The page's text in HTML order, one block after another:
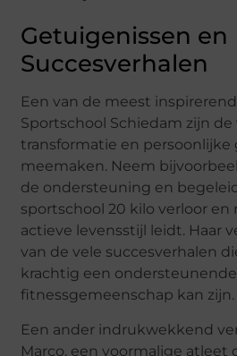
Getuigenissen en
Succesverhalen
Een van de meest
Sportschool Schiedam zijn de
transformatie en persoonlijke
meemaken. Neem
de ondersteuning en
sportschool 20 kilo verloor en
actieve levensstijl leidt. Haar
van de vele succesverhalen
krachtig een ondersteunende
fitnessgemeenschap kan zijn.
Een ander indrukwekkend
Marco, een voormalige atleet